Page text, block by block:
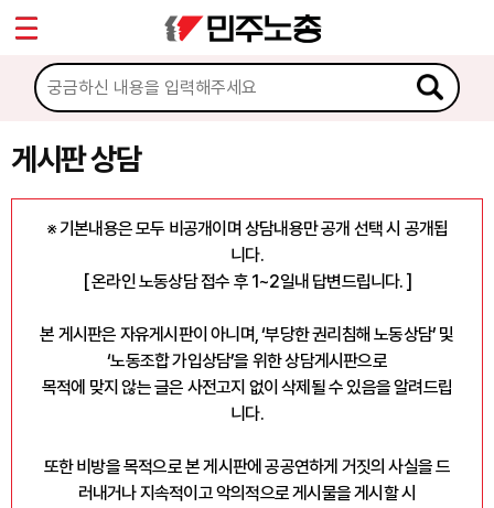
게시판 상담
※ 기본내용은 모두 비공개이며 상담내용만 공개 선택 시 공개됩
니다.
[ 온라인 노동상담 접수 후 1~2일내 답변드립니다. ]
본 게시판은 자유게시판이 아니며, ‘부당한 권리침해 노동상담’ 및
‘노동조합 가입상담’을 위한 상담게시판으로
목적에 맞지 않는 글은 사전고지 없이 삭제될 수 있음을 알려드립
니다.
또한 비방을 목적으로 본 게시판에 공공연하게 거짓의 사실을 드
러내거나 지속적이고 악의적으로 게시물을 게시할 시
마이페이지
소개
소식
게시판 상담
찾아보기
전국 노동상담소 안내